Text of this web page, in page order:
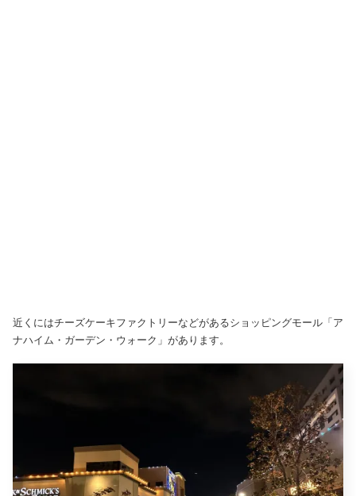
近くにはチーズケーキファクトリーなどがあるショッピングモール「ア
ナハイム・ガーデン・ウォーク」があります。